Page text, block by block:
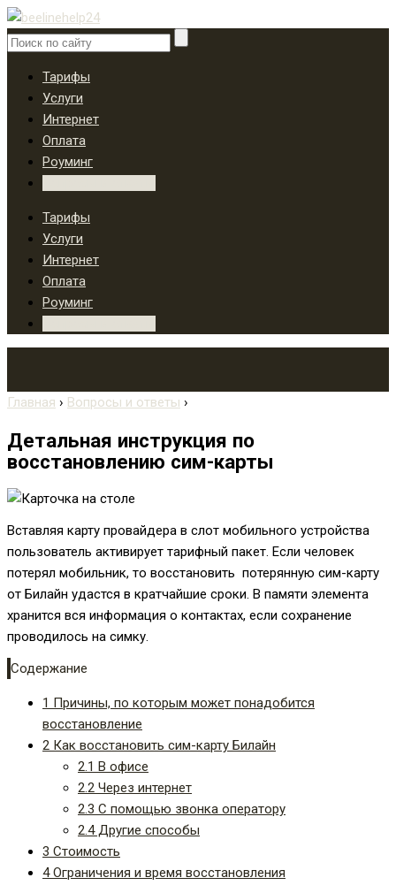
Тарифы
Услуги
Интернет
Оплата
Роуминг
Тарифы
Услуги
Интернет
Оплата
Роуминг
Главная › Вопросы и ответы ›
Детальная инструкция по
восстановлению сим-карты
Вставляя карту провайдера в слот мобильного устройства
пользователь активирует тарифный пакет. Если человек
потерял мобильник, то восстановить потерянную сим-карту
от Билайн удастся в кратчайшие сроки. В памяти элемента
хранится вся информация о контактах, если сохранение
проводилось на симку.
Содержание
1 Причины, по которым может понадобится
восстановление
2 Как восстановить сим-карту Билайн
2.1 В офисе
2.2 Через интернет
2.3 С помощью звонка оператору
2.4Другие способы
3 Стоимость
4Ограничения и время восстановления